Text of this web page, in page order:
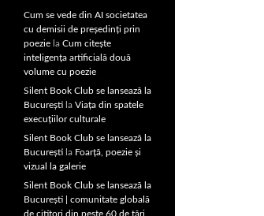
Cum se vede din AI societatea
cu demisii de președinți prin
poezie la Cum citește
inteligența artificială două
volume cu poezie
Silent Book Club se lansează la
București la Viaţa din spatele
execuţiilor culturale
Silent Book Club se lansează la
București la Foarţă, poezie şi
vizual la galerie
Silent Book Club se lansează la
București | comunitate globală
de cititori din peste 60 de țări,